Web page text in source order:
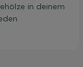
in deinem